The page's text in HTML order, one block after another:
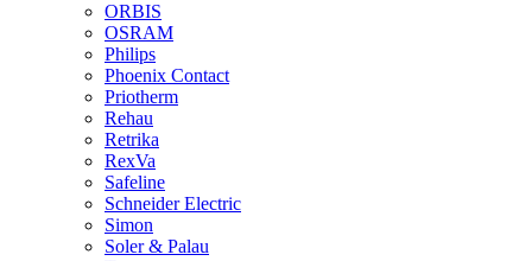
ORBIS
OSRAM
Philips
Phoenix Contact
Priotherm
Rehau
Retrika
RexVa
Safeline
Schneider Electric
Simon
Soler & Palau